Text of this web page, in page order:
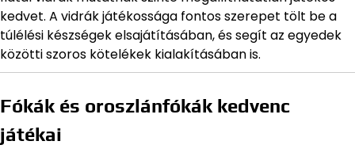
kedvet. A vidrák játékossága fontos szerepet tölt be a
túlélési készségek elsajátításában, és segít az egyedek
közötti szoros kötelékek kialakításában is.
Fókák és oroszlánfókák kedvenc
játékai